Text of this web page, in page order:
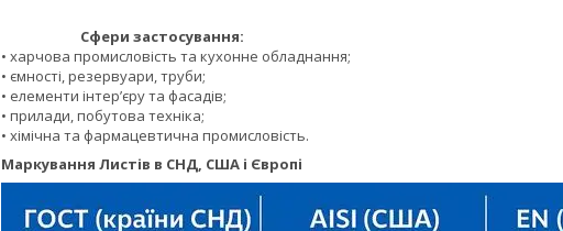
Сфери застосування:
• харчова промисловість та кухонне обладнання;
• ємності, резервуари, труби;
• елементи інтер’єру та фасадів;
• прилади, побутова техніка;
• хімічна та фармацевтична промисловість.
Маркування Листів в СНД, США і Європі